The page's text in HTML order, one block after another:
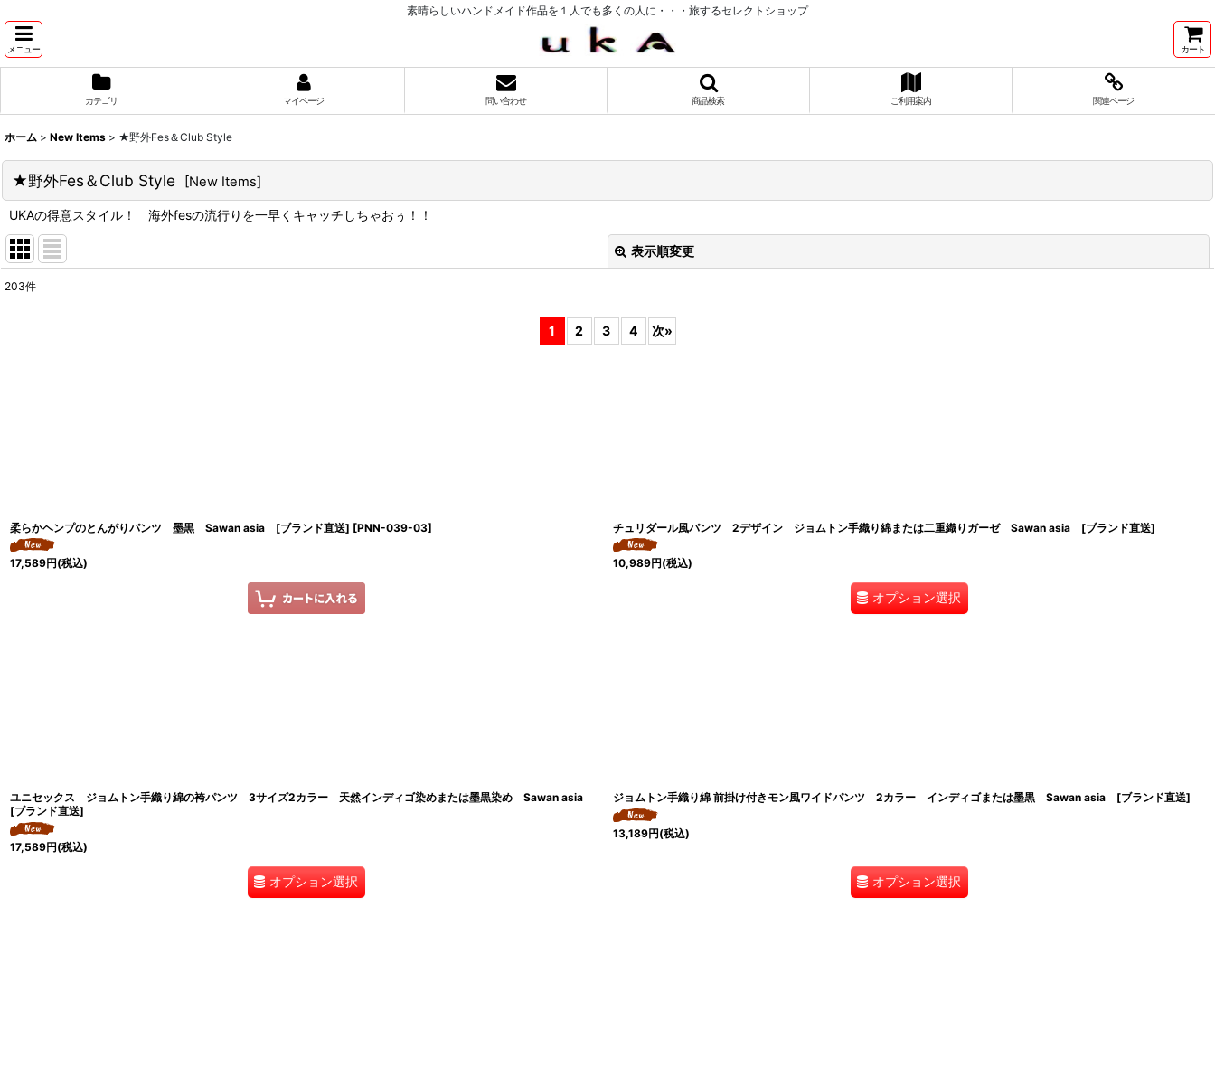
素晴らしいハンドメイド作品を１人でも多くの人に・・・旅するセレクトショップ
メニュー カート
カテゴリ マイページ 問い合わせ 商品検索 ご利用案内 関連ページ
ホーム > New Items > ★野外Fes＆Club Style
★野外Fes＆Club Style [New Items]
UKAの得意スタイル！ 海外fesの流行りを一早くキャッチしちゃおぅ！！
表示順変更
203件
1 2 3 4 次»
柔らかヘンプのとんがりパンツ 墨黒 Sawan asia [ブランド直送] [PNN-039-03]
17,589円(税込)
チュリダール風パンツ 2デザイン ジョムトン手織り綿または二重織りガーゼ Sawan asia [ブランド直送]
10,989円(税込)
オプション選択
ユニセックス ジョムトン手織り綿の袴パンツ 3サイズ2カラー 天然インディゴ染めまたは墨黒染め Sawan asia
[ブランド直送]
17,589円(税込)
オプション選択
ジョムトン手織り綿 前掛け付きモン風ワイドパンツ 2カラー インディゴまたは墨黒 Sawan asia [ブランド直送]
13,189円(税込)
オプション選択